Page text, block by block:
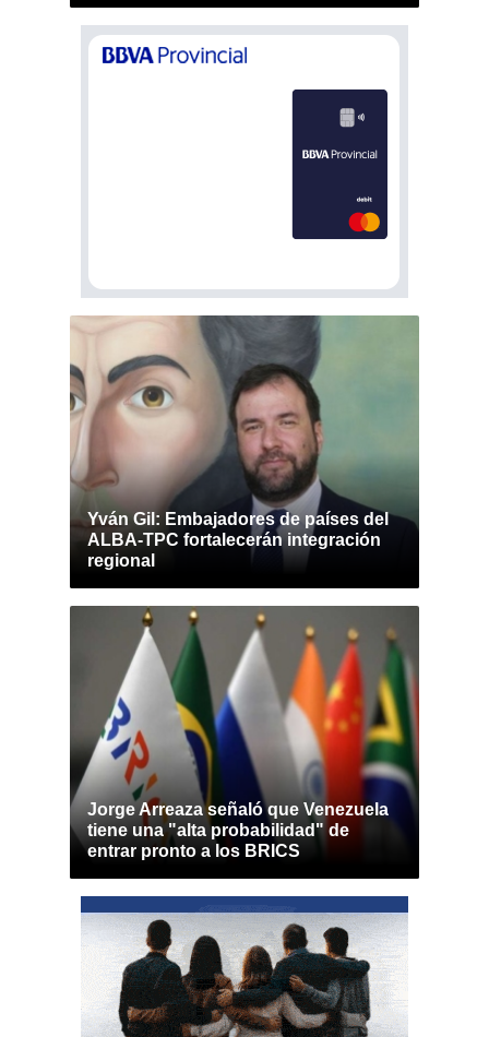
Yván Gil: Embajadores de países del
ALBA-TPC fortalecerán integración
regional
Jorge Arreaza señaló que Venezuela
tiene una "alta probabilidad" de
entrar pronto a los BRICS